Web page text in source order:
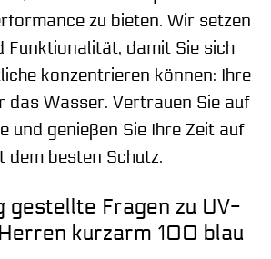
zu bieten. Wir setzen
Funktionalität, damit Sie sich
konzentrieren können: Ihre
das Wasser. Vertrauen Sie auf
und genießen Sie Ihre Zeit auf
dem besten Schutz.
gestellte Fragen zu UV-
kurzarm 100 blau